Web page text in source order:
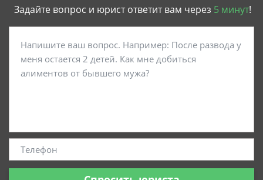
Задайте вопрос и юрист ответит вам через 5 минут!